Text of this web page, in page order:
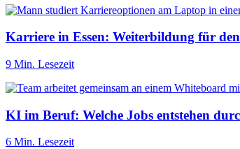
Karriere in Essen: Weiterbildung für
9 Min. Lesezeit
KI im Beruf: Welche Jobs entstehen
6 Min. Lesezeit